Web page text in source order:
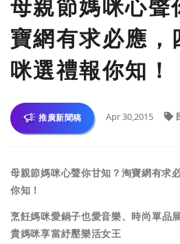
母親節媽咪心聲
寶網有求必應，
咪選禮報你知！
推廣新聞稿 Apr 30,2015
母親節媽咪心聲你甘知？淘寶網有求
你知！
烹飪媽咪愛鍋子也愛音樂、時尚單品
貴媽咪享當紓壓樂活女王